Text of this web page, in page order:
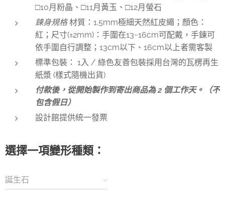
□10月粉晶、□11月黃玉、□12月螢石
鍊身規格材質：1.5mm極細天然紅皮繩；顏色：
紅；尺寸(±2mm)：手圍在13~16cm可配戴，手鍊可
依手圍自行調整；13cm以下、16cm以上者需客製
標準包裝： 1入 / 綠色友善包裝採用台灣的瓦楞再生
紙漿 (樣式隨機出貨)
付款後，從開始製作到寄出商品為 2 個工作天。（不
包含假日）
設計館提供統一發票
選擇一項變形種類：
誕生石